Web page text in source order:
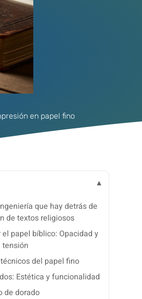
en papel fino
que hay detrás de
de textos religiosos
el papel bíblico: Opacidad y
tensión
del papel fino
Estética y funcionalidad
de dorado